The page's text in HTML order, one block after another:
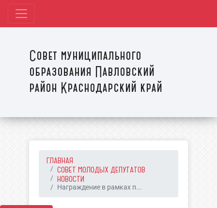
Совет муниципального
образования Павловский
район Краснодарский край
ГЛАВНАЯ
СОВЕТ МОЛОДЫХ ДЕПУТАТОВ
НОВОСТИ
Награждение в рамках п...